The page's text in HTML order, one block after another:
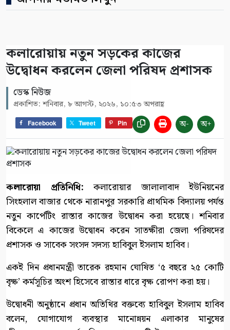
কলারোয়ায় নতুন সড়কের কাজের
উদ্বোধন করলেন জেলা পরিষদ প্রশাসক
ডেস্ক নিউজ
প্রকাশিত: শনিবার, ৮ আগস্ট, ২০২৬, ১০:৫৩ অপরাহ্ণ
Facebook Tweet Pin অ- অ+
কলারোয়া প্রতিনিধি: কলারোয়ার জালালাবাদ ইউনিয়নের
সিংহলাল বাজার থেকে নারানপুর সরকারি প্রাথমিক বিদ্যালয় পর্যন্ত
নতুন কার্পেটিং রাস্তার কাজের উদ্বোধন করা হয়েছে। শনিবার
বিকেলে এ কাজের উদ্বোধন করেন সাতক্ষীরা জেলা পরিষদের
প্রশাসক ও সাবেক সংসদ সদস্য হাবিবুল ইসলাম হাবিব।
একই দিন প্রধানমন্ত্রী তারেক রহমান ঘোষিত ‘৫ বছরে ২৫ কোটি
বৃক্ষ’ কর্মসূচির অংশ হিসেবে রাস্তার ধারে বৃক্ষ রোপণ করা হয়।
উদ্বোধনী অনুষ্ঠানে প্রধান অতিথির বক্তব্যে হাবিবুল ইসলাম হাবিব
বলেন, যোগাযোগ ব্যবস্থার মানোন্নয়ন এলাকার মানুষের